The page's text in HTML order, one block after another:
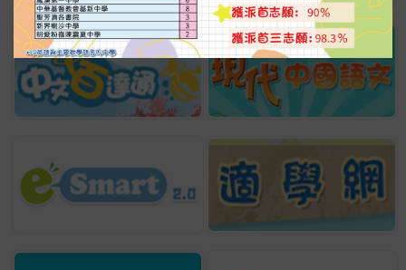
賽馬會女子青少年足球訓練
計劃 2025-26 第二階段 十
二歲以下組別 U12 七人比
賽（盃賽）
小學生創意美術比賽 初小
組
優異獎